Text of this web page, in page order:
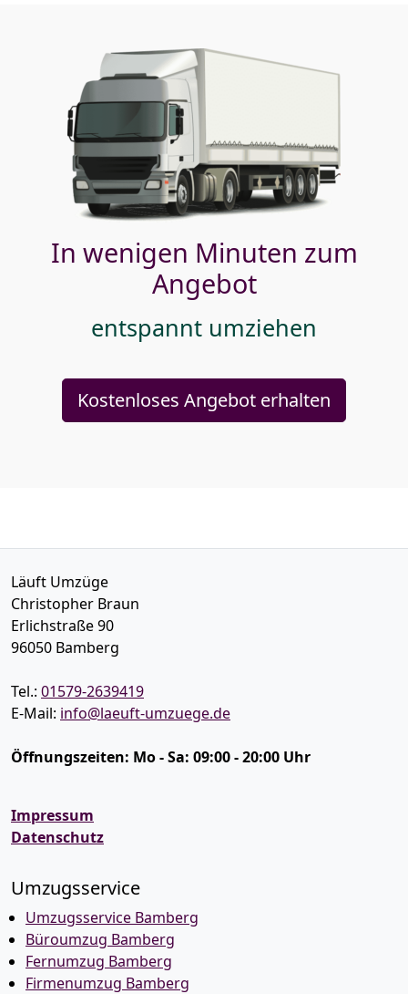
In wenigen Minuten zum
Angebot
entspannt umziehen
Kostenloses Angebot erhalten
Läuft Umzüge
Christopher Braun
Erlichstraße 90
96050 Bamberg
Tel.: 01579-2639419
E-Mail: info@laeuft-umzuege.de
Öffnungszeiten: Mo - Sa: 09:00 - 20:00 Uhr
Impressum
Datenschutz
Umzugsservice
Umzugsservice Bamberg
Büroumzug Bamberg
Fernumzug Bamberg
Firmenumzug Bamberg